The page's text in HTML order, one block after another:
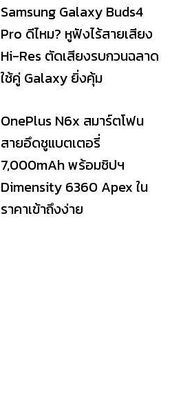
Samsung Galaxy Buds4
Pro ดีไหม? หูฟังไร้สายเสียง
Hi-Res ตัดเสียงรบกวนฉลาด
ใช้คู่ Galaxy ยิ่งคุ้ม
OnePlus N6x สมาร์ตโฟน
สายอึดชูแบตเตอรี่
7,000mAh พร้อมชิปฯ
Dimensity 6360 Apex ใน
ราคาเข้าถึงง่าย